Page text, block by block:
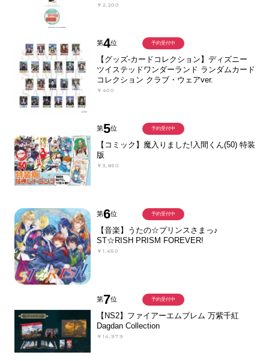
￥2,200
第4位
【グッズ-カードコレクション】ディズニー
ツイステッドワンダーランド ランダムカード
コレクション クラブ・ウェアver.
￥400
予約受付中
第5位
【コミック】魔入りました!入間くん(50) 特装
版
￥3,850
予約受付中
第6位
【音楽】うたの☆プリンスさまっ♪
ST☆RISH PRISM FOREVER!
￥1,650
予約受付中
第7位
【NS2】ファイアーエムブレム 万紫千紅
Dagdan Collection
￥14,979
予約受付中